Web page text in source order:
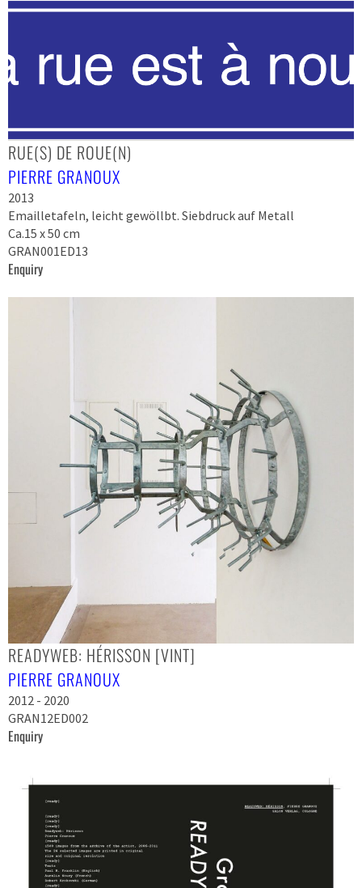
RUE(S) DE ROUE(N)
PIERRE GRANOUX
2013
Emailletafeln, leicht gewöllbt. Siebdruck auf Metall
Ca.15 x 50 cm
GRAN001ED13
Enquiry
READYWEB: HÉRISSON [VINT]
PIERRE GRANOUX
2012 - 2020
GRAN12ED002
Enquiry